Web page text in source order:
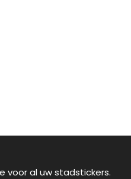
voor al uw stadstickers.